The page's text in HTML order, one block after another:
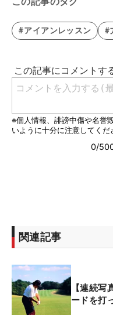
#アイアンレッスン #
関連記事
【連続
ードを打